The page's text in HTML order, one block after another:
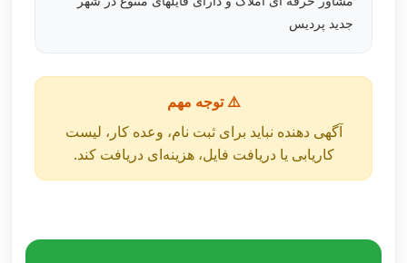
جدید پردیس
⚠️ توجه مهم
آگهی دهنده نباید برای ثبت نام، وعده کار، لیست
کاریابی یا دریافت فایل، هزینه‌ای دریافت کند.